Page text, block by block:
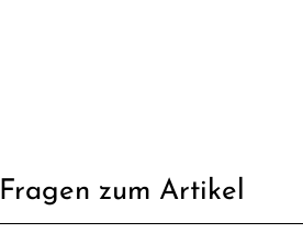
Fragen zum Artikel